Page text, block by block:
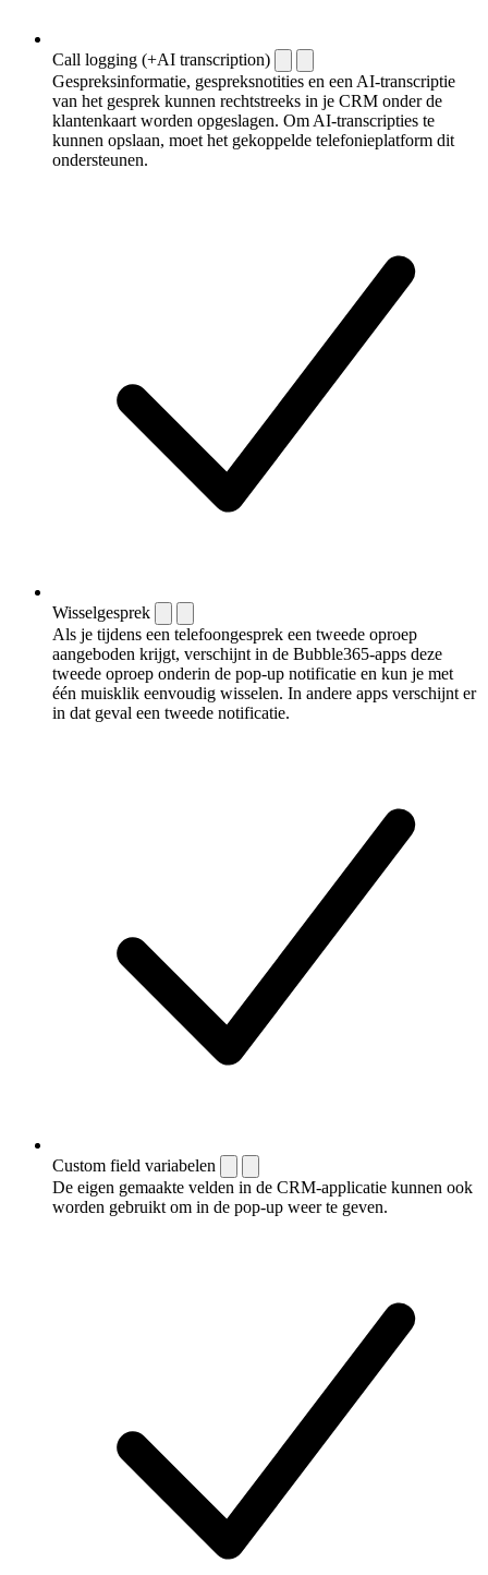
Call logging (+AI transcription)
Gespreksinformatie, gespreksnotities en een AI-transcriptie
van het gesprek kunnen rechtstreeks in je CRM onder de
klantenkaart worden opgeslagen. Om AI-transcripties te
kunnen opslaan, moet het gekoppelde telefonieplatform dit
ondersteunen.
Wisselgesprek
Als je tijdens een telefoongesprek een tweede oproep
aangeboden krijgt, verschijnt in de Bubble365-apps deze
tweede oproep onderin de pop-up notificatie en kun je met
één muisklik eenvoudig wisselen. In andere apps verschijnt er
in dat geval een tweede notificatie.
Custom field variabelen
De eigen gemaakte velden in de CRM-applicatie kunnen ook
worden gebruikt om in de pop-up weer te geven.